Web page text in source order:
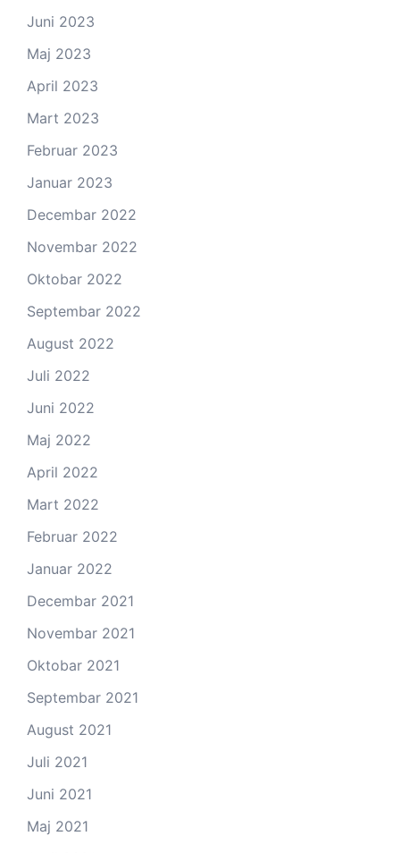
Juni 2023
Maj 2023
April 2023
Mart 2023
Februar 2023
Januar 2023
Decembar 2022
Novembar 2022
Oktobar 2022
Septembar 2022
August 2022
Juli 2022
Juni 2022
Maj 2022
April 2022
Mart 2022
Februar 2022
Januar 2022
Decembar 2021
Novembar 2021
Oktobar 2021
Septembar 2021
August 2021
Juli 2021
Juni 2021
Maj 2021